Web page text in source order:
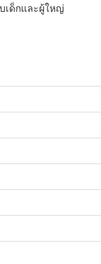
เด็กและผู้ใหญ่